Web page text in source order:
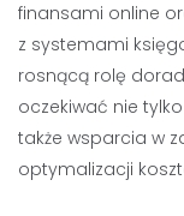
finansami online
z systemami
rosnącą rolę
oczekiwać nie
także wsparcia w
optymalizacji